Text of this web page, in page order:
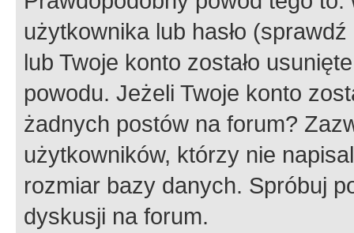
użytkownika lub hasło
lub Twoje konto zostało
powodu. Jeżeli Twoje konto
żadnych postów na forum?
użytkowników, którzy nie
rozmiar bazy danych. Spróbuj
dyskusji na forum.